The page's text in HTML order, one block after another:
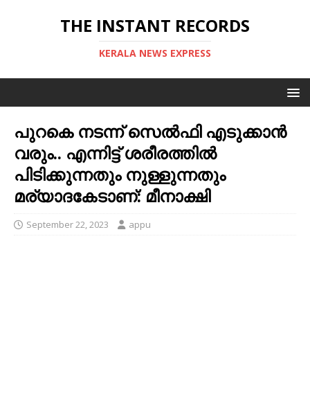
THE INSTANT RECORDS
KERALA NEWS EXPRESS
പുറകെ നടന്ന് സെൽഫി എടുക്കാൻ
വരും.. എന്നിട്ട് ശരീരത്തിൽ
പിടിക്കുന്നതും നുള്ളുന്നതും
മര്യാദകേടാണ്: മീനാക്ഷി
September 22, 2023 appu